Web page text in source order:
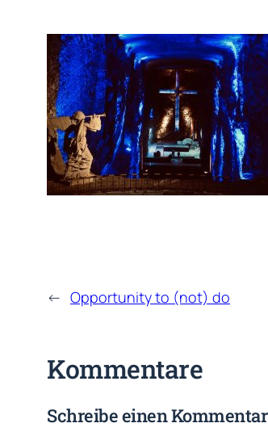
← Opportunity to (not) do
Kommentare
Schreibe einen Kommentar